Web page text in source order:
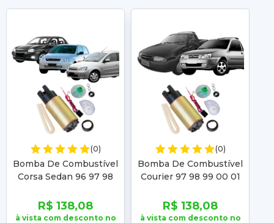
(0)
Bomba De Combustível
Corsa Sedan 96 97 98
07 08 09 10 11 12 A 16
Gi3103
R$ 138,08
à vista com desconto no
(0)
Bomba De Combustível
Courier 97 98 99 00 01
0910 11 12 13 Gi3103
R$ 138,08
à vista com desconto no